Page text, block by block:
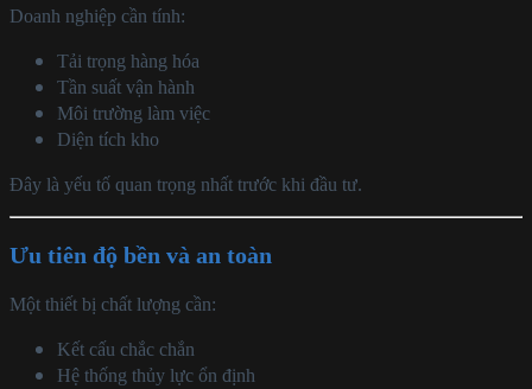
Doanh nghiệp cần tính:
Tải trọng hàng hóa
Tần suất vận hành
Môi trường làm việc
Diện tích kho
Đây là yếu tố quan trọng nhất trước khi đầu tư.
Ưu tiên độ bền và an toàn
Một thiết bị chất lượng cần:
Kết cấu chắc chắn
Hệ thống thủy lực ổn định